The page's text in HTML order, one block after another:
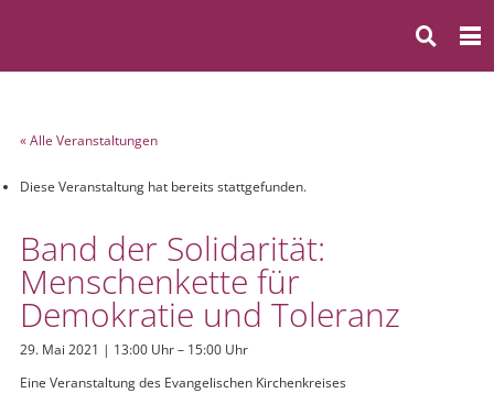
« Alle Veranstaltungen
Diese Veranstaltung hat bereits stattgefunden.
Band der Solidarität:
Menschenkette für
Demokratie und Toleranz
29. Mai 2021 | 13:00 Uhr– 15:00 Uhr
Eine Veranstaltung des Evangelischen Kirchenkreises